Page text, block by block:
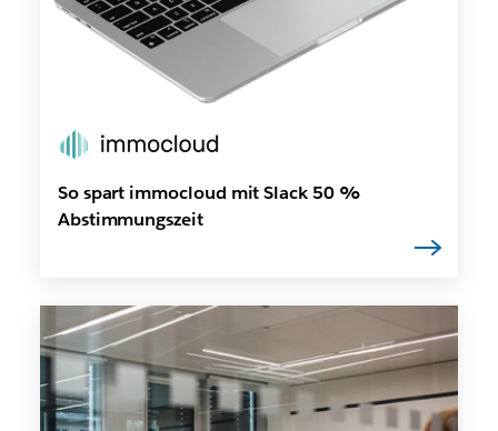
So spart immocloud mit Slack 50 %
Abstimmungszeit